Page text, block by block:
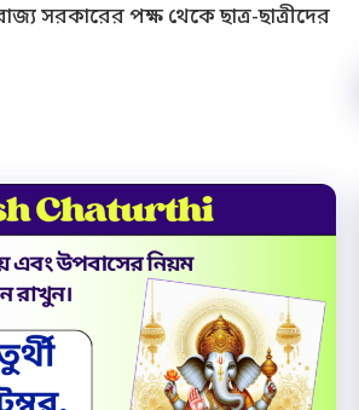
সরকারের পক্ষ থেকে ছাত্র-ছাত্রীদের